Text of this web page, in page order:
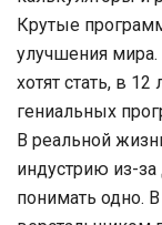
Крутые
улучшения
хотят стать, в
гениальных
В реальной
индустрию из-
понимать одно.